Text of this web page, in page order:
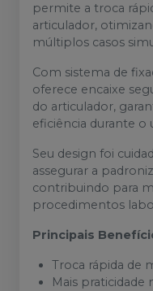
permite a troca
articulador,
múltiplos casos
Com sistema de
oferece encaixe
do articulador,
eficiência durante o
Seu design foi
assegurar a
contribuindo para
procedimentos
Principais
Troca rápida de
Mais praticidade